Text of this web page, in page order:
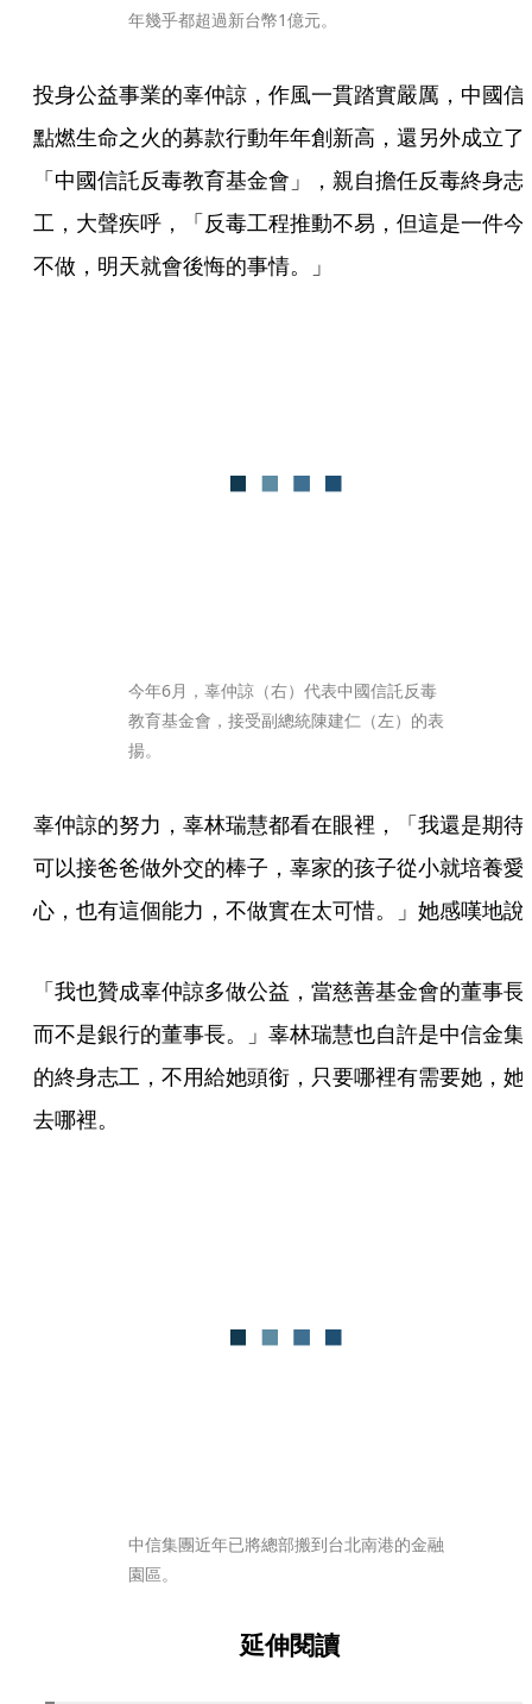
年幾乎都超過新台幣1億元。
投身公益事業的辜仲諒，作風一貫踏實嚴厲，中國信
點燃生命之火的募款行動年年創新高，還另外成立了
「中國信託反毒教育基金會」，親自擔任反毒終身志
工，大聲疾呼，「反毒工程推動不易，但這是一件今
不做，明天就會後悔的事情。」
今年6月，辜仲諒（右）代表中國信託反毒
教育基金會，接受副總統陳建仁（左）的表
揚。
辜仲諒的努力，辜林瑞慧都看在眼裡，「我還是期待
可以接爸爸做外交的棒子，辜家的孩子從小就培養愛
心，也有這個能力，不做實在太可惜。」她感嘆地說
「我也贊成辜仲諒多做公益，當慈善基金會的董事長
而不是銀行的董事長。」辜林瑞慧也自許是中信金集
的終身志工，不用給她頭銜，只要哪裡有需要她，她
去哪裡。
中信集團近年已將總部搬到台北南港的金融
園區。
延伸閱讀